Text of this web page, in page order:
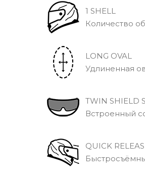
1 SHELL
Количество
LONG OVAL
Удлиненная
TWIN SHIELD
Встроенный
QUICK